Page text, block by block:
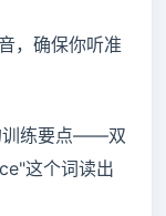
，确保你听准
训练要点——双
这个词读出